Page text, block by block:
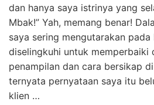
dan hanya saya istrinya yang
Mbak!” Yah, memang benar!
saya sering mengutarakan pada
diselingkuhi untuk memperbaiki
penampilan dan cara bersikap
ternyata pernyataan saya itu
klien …